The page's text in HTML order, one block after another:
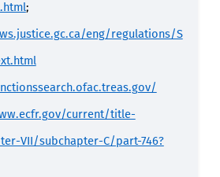
;
eng/regulations/S
current/title-
VII/subchapter-C/part-746?